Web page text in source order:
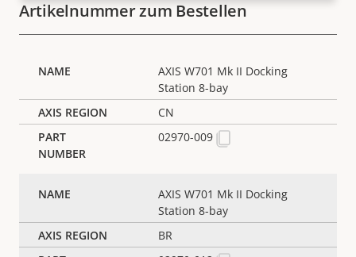
Artikelnummer zum Bestellen
AXIS W701 Mk II Docking
Station 8-bay
CN
02970-009
AXIS W701 Mk II Docking
Station 8-bay
BR